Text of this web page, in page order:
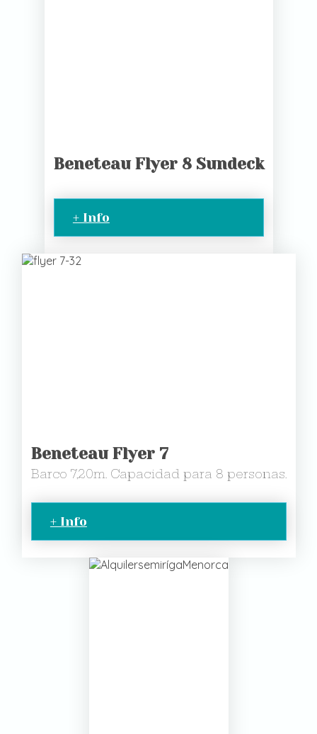
Beneteau Flyer 8 Sundeck
+ Info
Beneteau Flyer 7
Barco 7,20m. Capacidad para 8 personas.
+ Info